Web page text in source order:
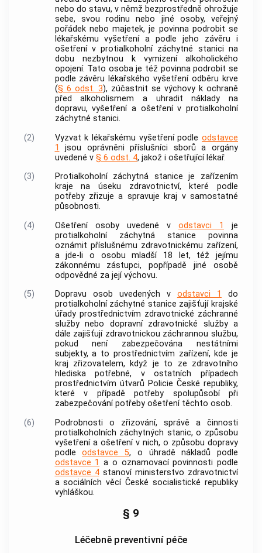
nebo do stavu, v němž bezprostředně ohrožuje
sebe, svou rodinu nebo jiné osoby, veřejný
pořádek nebo majetek, je povinna podrobit se
lékařskému vyšetření a podle jeho závěru i
ošetření v protialkoholní záchytné stanici na
dobu nezbytnou k vymizení alkoholického
opojení. Tato osoba je též povinna podrobit se
podle závěru lékařského vyšetření odběru krve
(§ 6 odst. 3), zúčastnit se výchovy k ochraně
před alkoholismem a uhradit náklady na
dopravu, vyšetření a ošetření v protialkoholní
záchytné stanici.
(2)
Vyzvat k lékařskému vyšetření podle odstavce
1
jsou oprávněni příslušníci sborů a orgány
uvedené v § 6 odst. 4, jakož i ošetřující lékař.
(3)
Protialkoholní záchytná stanice je zařízením
kraje na úseku zdravotnictví, které podle
potřeby zřizuje a spravuje kraj v samostatné
působnosti.
(4)
Ošetření osoby uvedené v odstavci 1
je
protialkoholní záchytná stanice povinna
oznámit příslušnému zdravotnickému zařízení,
a jde-li o osobu mladší 18 let, též jejímu
zákonnému zástupci, popřípadě jiné osobě
odpovědné za její výchovu.
(5)
Dopravu osob uvedených v odstavci 1
do
protialkoholní záchytné stanice zajišťují krajské
úřady prostřednictvím zdravotnické záchranné
služby nebo dopravní zdravotnické služby a
dále zajišťují zdravotnickou záchrannou službu,
pokud není zabezpečována nestátními
subjekty, a to prostřednictvím zařízení, kde je
kraj zřizovatelem, když je to ze zdravotního
hlediska potřebné, v ostatních případech
prostřednictvím útvarů Policie České republiky,
které v případě potřeby spolupůsobí při
zabezpečování potřeby ošetření těchto osob.
(6)
Podrobnosti o zřizování, správě a činnosti
protialkoholních záchytných stanic, o způsobu
vyšetření a ošetření v nich, o způsobu dopravy
podleodstavce 5, o úhradě nákladů podle
odstavce 1 a o oznamovací povinnosti podle
odstavce 4stanoví ministerstvo zdravotnictví
a sociálních věcí České socialistické republiky
vyhláškou.
§ 9
Léčebně preventivní péče